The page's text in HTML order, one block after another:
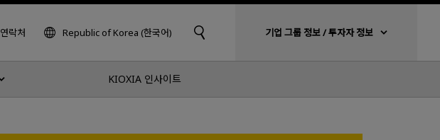
연락처 Republic of Korea (한국어) 기업 그룹 정보 / 투자자 정보
KIOXIA 인사이트